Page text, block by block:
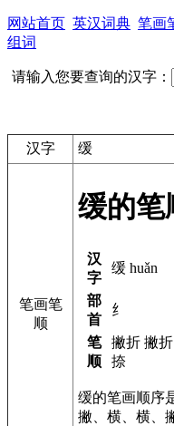
网站首页 英汉词典 笔画
组词
请输入您要查询的汉字：
汉字 缓
笔画笔
顺
缓的笔
汉
字
缓 huǎn
部
首
纟
笔
顺
撇折 撇
捺
缓的笔画顺序
撇、横、横、